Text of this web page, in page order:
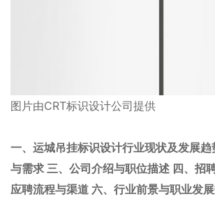
图片由CRT标识设计公司提供
一、运城吊挂标识设计行业现状及发展
与需求 三、公司介绍与职位描述 四、招
应聘流程与渠道 六、行业前景与职业发